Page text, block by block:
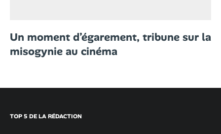
Un moment d’égarement, tribune sur la
misogynie au cinéma
TOP 5 DE LA RÉDACTION